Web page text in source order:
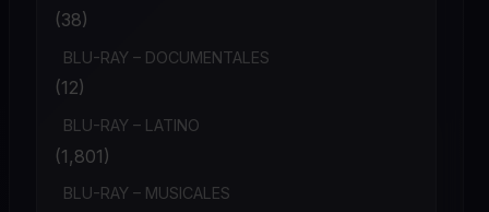
(38)
BLU-RAY – DOCUMENTALES
(12)
BLU-RAY – LATINO
(1,801)
BLU-RAY – MUSICALES